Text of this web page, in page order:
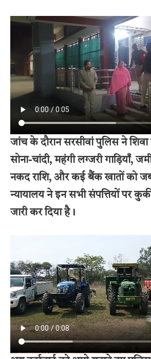
जांच के दौरान सरसीवां पुलिस ने
सोना-चांदी, महंगी लग्जरी गाड़ियाँ,
नकद राशि, और कई बैंक खातों को
न्यायालय ने इन सभी संपत्तियों पर
जारी कर दिया है।